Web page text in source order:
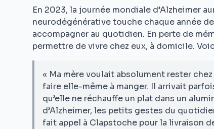
En 2023, la journée mondiale d’Alzheimer
neurodégénérative touche chaque année
accompagner au quotidien. En perte de
permettre de vivre chez eux, à domicile.
« Ma mère voulait absolument rester
faire elle-même à manger. Il arrivait
qu’elle ne réchauffe un plat dans un
d’Alzheimer, les petits gestes du
fait appel à Clapstoche pour la livraison